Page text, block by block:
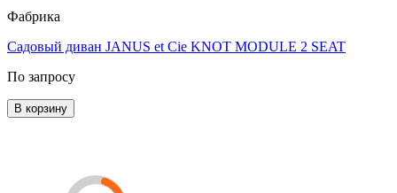
Фабрика
Садовый диван JANUS et Cie KNOT MODULE 2 SEAT
По запросу
В корзину